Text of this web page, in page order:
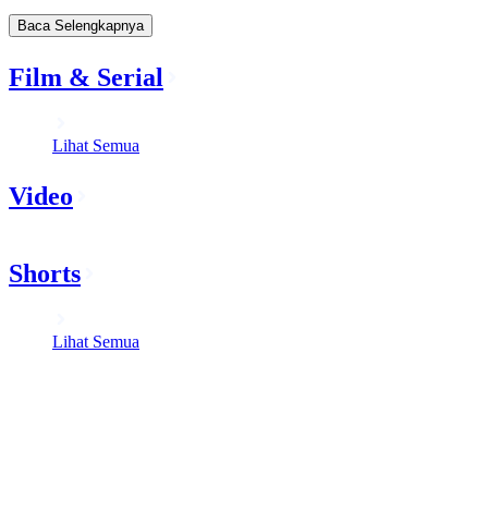
Baca Selengkapnya
Film & Serial
Lihat Semua
Video
Shorts
Lihat Semua